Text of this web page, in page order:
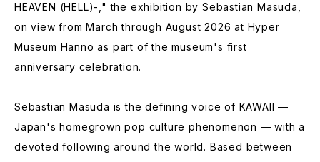
HEAVEN (HELL)-," the exhibition by Sebastian Masuda,
on view from March through August 2026 at Hyper
Museum Hanno as part of the museum's first
anniversary celebration.
Sebastian Masuda is the defining voice of KAWAII —
Japan's homegrown pop culture phenomenon — with a
devoted following around the world. Based between